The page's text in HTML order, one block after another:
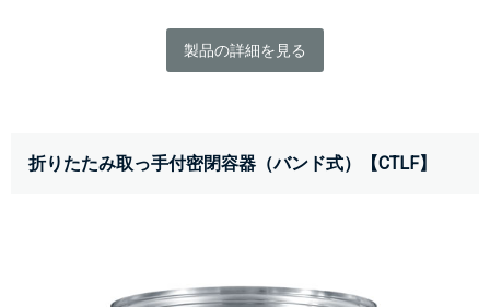
製品の詳細を見る
折りたたみ取っ手付密閉容器（バンド式）【CTLF】